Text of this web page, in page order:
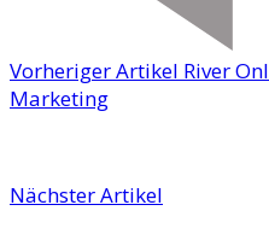
Vorheriger Artikel River
Marketing
Nächster Artikel